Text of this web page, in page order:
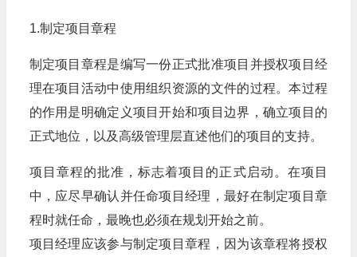
1.制定项目章程
制定项目章程是编写一份正式批准项目并授权项目经
理在项目活动中使用组织资源的文件的过程。本过程
的作用是明确定义项目开始和项目边界，确立项目的
正式地位，以及高级管理层直述他们的项目的支持。
项目章程的批准，标志着项目的正式启动。在项目
中，应尽早确认并任命项目经理，最好在制定项目章
程时就任命，最晚也必须在规划开始之前。
项目经理应该参与制定项目章程，因为该章程将授权